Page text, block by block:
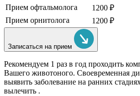
Прием офтальмолога
1200 ₽
Прием орнитолога
1200 ₽
Записаться на прием
Рекомендуем 1 раз в год проходить
Вашего животоного. Своевременная
выявить заболевание на ранних
вылечить .